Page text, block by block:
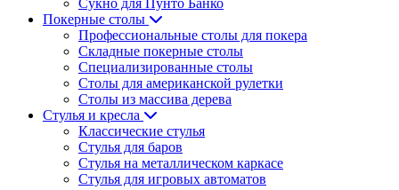
Сукно для Пунто Банко
Покерные столы
Профессиональные столы для покера
Складные покерные столы
Специализированные столы
Столы для американской рулетки
Столы из массива дерева
Стулья и кресла
Классические стулья
Стулья для баров
Стулья на металлическом каркасе
Стулья для игровых автоматов